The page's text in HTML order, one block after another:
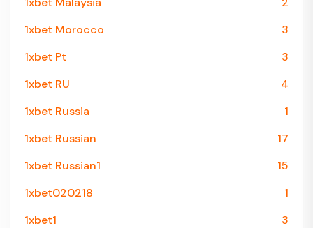
1xbet Morocco
3
1xbet Pt
3
1xbet RU
4
1xbet Russia
1
1xbet Russian
17
1xbet Russian1
15
1xbet020218
1
1xbet1
3